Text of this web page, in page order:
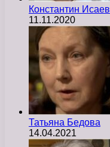
Константин Исаев
11.11.2020
Татьяна Бедова
14.04.2021